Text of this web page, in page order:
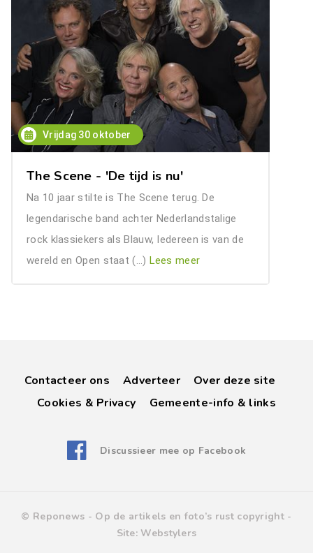
Vrijdag 30 oktober
The Scene - 'De tijd is nu'
Na 10 jaar stilte is The Scene terug. De
legendarische band achter Nederlandstalige
rock klassiekers als Blauw, Iedereen is van de
wereld en Open staat (…) Lees meer
Contacteer ons Adverteer
Over deze site
Cookies & Privacy
Gemeente-info & links
Discussieer mee op Facebook
© Reponews - Op de artikels en foto’s rust copyright -
Site: Webstylers